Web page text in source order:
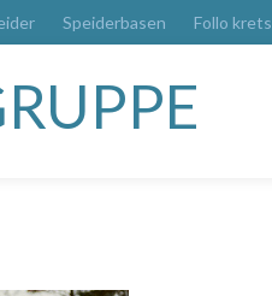
Speiderbasen Follo krets